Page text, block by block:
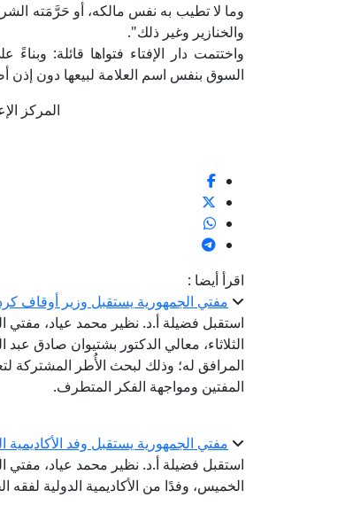
وما لا تطيب به نفس مالكه، أو حَرَّمَته
والخنازير وغير ذلك".
واختتمت دار الإفتاء فتواها قائلة:
السوق بنفس اسم العلامة لبيعها دون إذن
المركز
اقرأ أيضا :
مفتي الجمهورية يستقبل وزير أوقاف
استقبل فضيلة أ.د. نظير محمد عياد، مفتي
الثلاثاء، معالي الدكتور بشتيوان صادق عبد
المرافق له؛ وذلك لبحث الأُطر المشتركة
المفتين ومواجهة الفكر المتطرف.
مفتي الجمهورية يستقبل وفد الأكاديمية
استقبل فضيلة أ.د. نظير محمد عياد، مفتي
الخميس، وفدًا من الأكاديمية الدولية لفقه